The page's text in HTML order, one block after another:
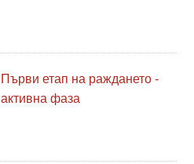
Първи етап на раждането -
активна фаза